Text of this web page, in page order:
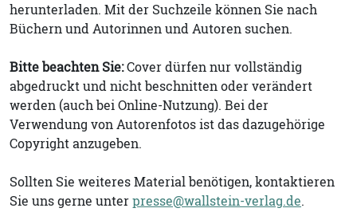
herunterladen. Mit der Suchzeile können Sie nach
Büchern und Autorinnen und Autoren suchen.
Bitte beachten Sie:Cover dürfen nur vollständig
abgedruckt und nicht beschnitten oder verändert
werden (auch bei Online-Nutzung). Bei der
Verwendung von Autorenfotos ist das dazugehörige
Copyright anzugeben.
Sollten Sie weiteres Material benötigen, kontaktieren
Sie uns gerne unterpresse@wallstein-verlag.de.